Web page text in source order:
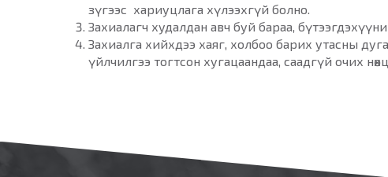
зүгээс хариуцлага хүлээхгүй болно.
Захиалагч худалдан авч буй бараа,
Захиалга хийхдээ хаяг, холбоо барих утасны
үйлчилгээ тогтсон хугацаандаа, саадгүй очих